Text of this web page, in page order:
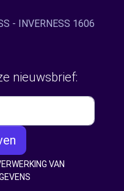
- INVERNESS 1606
nieuwsbrief:
VAN